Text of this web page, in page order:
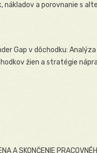
nákladov a porovnanie s
Gap v dôchodku:
žien a stratégie
A SKONČENIE